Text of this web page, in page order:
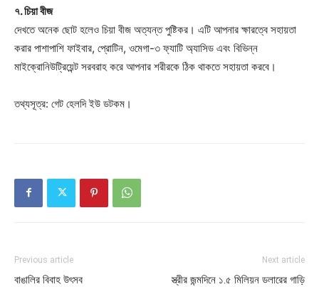
৭. চিয়া বীজ
দেখতে অনেক ছোট হলেও চিয়া বীজ অত্যন্ত পুষ্টিকর। এটি আপনার ক্ষারত্বে সহায়তা
করার পাশাপাশি ফাইবার, প্রোটিন, ওমেগা-৩ ফ্যাটি অ্যাসিড এবং বিভিন্ন
মাইক্রোনিউট্রিয়েন্ট সরবরাহ করে আপনার শরীরকে ঠিক থাকতে সহায়তা করবে।
তথ্যসূত্র: গেট হেলদি ইউ ডটকম।
Previous article
বাঙালির বিবাহ উৎসব
Next article
স্ত্রীর জন্মদিনে ১.৫ মিলিয়ন ডলারের গাড়ি